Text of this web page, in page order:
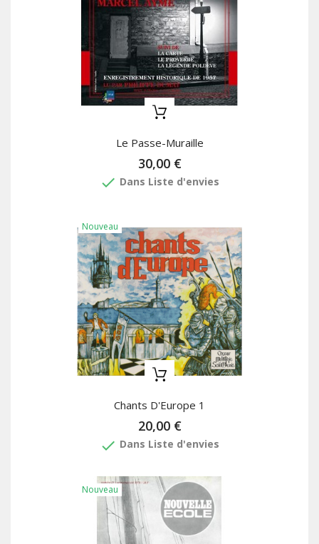
Le Passe-Muraille
30,00 €
done Dans Liste d'envies
Nouveau
Chants D'Europe 1
20,00 €
done Dans Liste d'envies
Nouveau